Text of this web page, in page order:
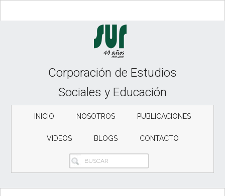
to
to
to
Corporación de Estudios
Sociales y Educación
INICIO NOSOTROS PUBLICACIONES
VIDEOS BLOGS CONTACTO
BUSCAR